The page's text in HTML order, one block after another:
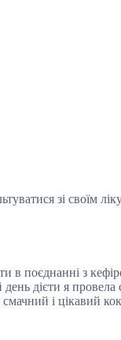
зі своїм
поєднанні з
дієти я провела
і цікавий